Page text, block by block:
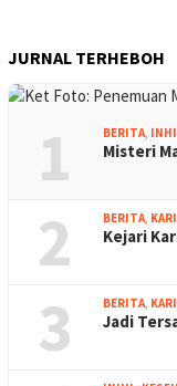
JURNAL TERHEBOH
1 BERITA
Misteri
2 BERITA
Kejari
3 BERITA
Jadi